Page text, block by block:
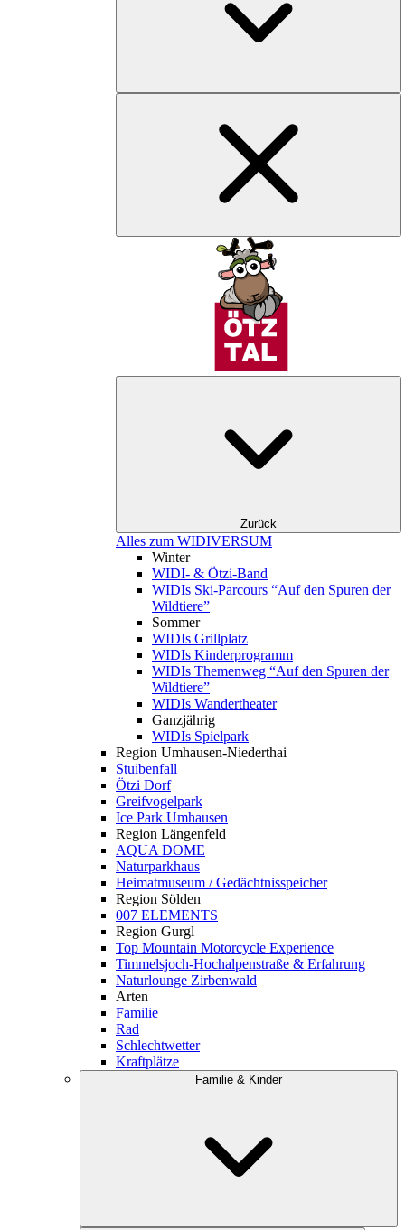
Zurück
Alles zum WIDIVERSUM
Winter
WIDI- & Ötzi-Band
WIDIs Ski-Parcours “Auf den Spuren der
Wildtiere”
Sommer
WIDIs Grillplatz
WIDIs Kinderprogramm
WIDIs Themenweg “Auf den Spuren der
Wildtiere”
WIDIs Wandertheater
Ganzjährig
WIDIs Spielpark
Region Umhausen-Niederthai
Stuibenfall
Ötzi Dorf
Greifvogelpark
Ice Park Umhausen
Region Längenfeld
AQUA DOME
Naturparkhaus
Heimatmuseum / Gedächtnisspeicher
Region Sölden
007 ELEMENTS
Region Gurgl
Top Mountain Motorcycle Experience
Timmelsjoch-Hochalpenstraße & Erfahrung
Naturlounge Zirbenwald
Arten
Familie
Rad
Schlechtwetter
Kraftplätze
Familie & Kinder